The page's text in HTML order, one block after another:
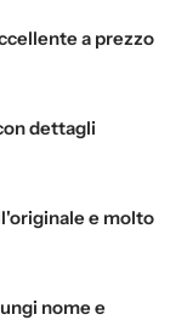
a prezzo
dettagli
e molto
nome e